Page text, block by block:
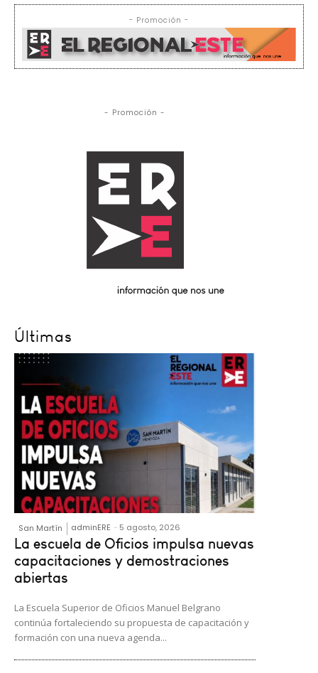
- Promoción -
- Promoción -
Últimas
San Martín adminERE - 5 agosto, 2026
La escuela de Oficios impulsa nuevas
capacitaciones y demostraciones
abiertas
La Escuela Superior de Oficios Manuel Belgrano
continúa fortaleciendo su propuesta de capacitación y
formación con una nueva agenda...